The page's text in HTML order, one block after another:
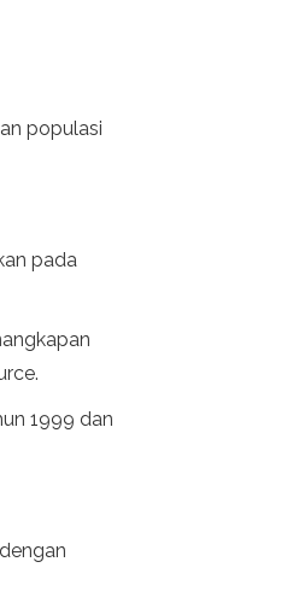
populasi
pada
1999 dan